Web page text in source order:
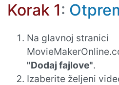
Korak 1:
Na glavnoj stranici
"Dodaj fajlove".
Izaberite željeni